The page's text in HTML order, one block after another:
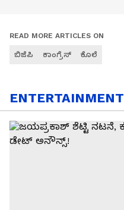
READ MORE ARTICLES ON
ಬಿಜೆಪಿ ಕಾಂಗ್ರೆಸ್ ಕೊಲೆ
ENTERTAINMENT